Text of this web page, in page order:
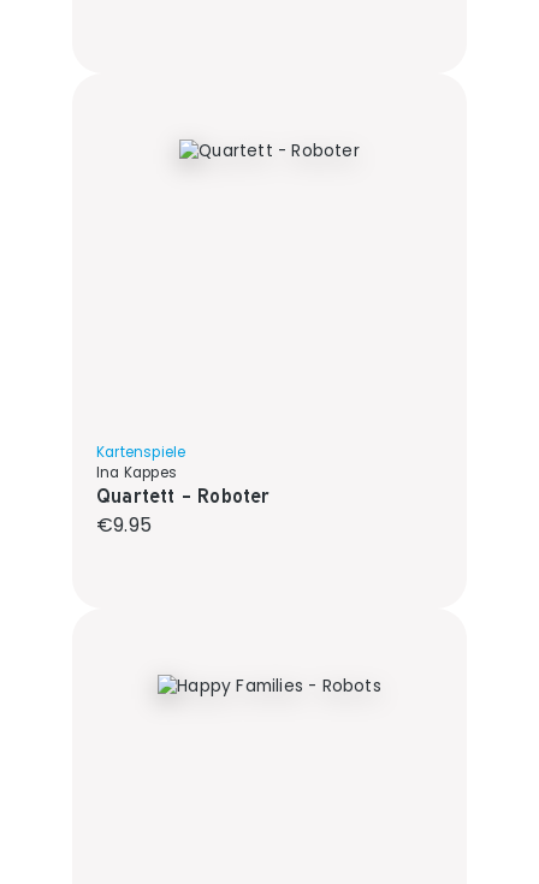
Kartenspiele
Ina Kappes
Quartett - Roboter
Regular price:
€9.95